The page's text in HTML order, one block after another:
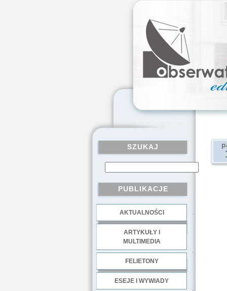
SZUKAJ
PUBLIKACJE
AKTUALNOŚCI
ARTYKUŁY I
MULTIMEDIA
FELIETONY
ESEJE I WYWIADY